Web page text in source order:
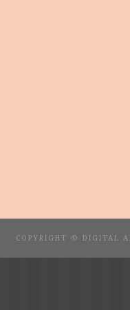
COPYRIGHT © DIGITAL